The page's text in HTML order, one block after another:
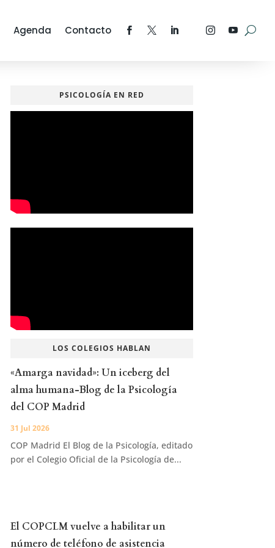
Agenda Contacto
PSICOLOGÍA EN RED
LOS COLEGIOS HABLAN
«Amarga navidad»: Un iceberg del
alma humana-Blog de la Psicología
del COP Madrid
31 Jul 2026
COP Madrid El Blog de la Psicología, editado
por el Colegio Oficial de la Psicología de...
El COPCLM vuelve a habilitar un
número de teléfono de asistencia